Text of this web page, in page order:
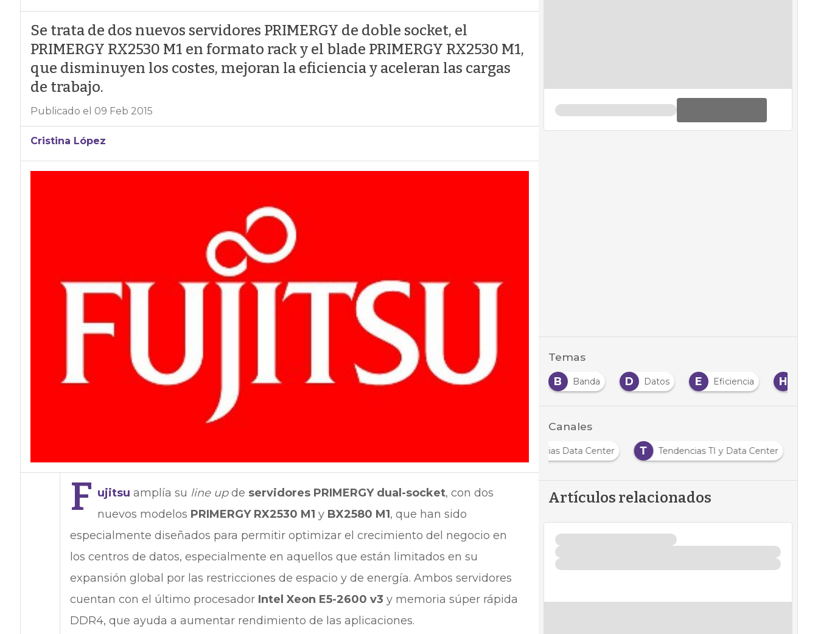
Se trata de dos nuevos servidores PRIMERGY de doble socket, el
PRIMERGY RX2530 M1 en formato rack y el blade PRIMERGY RX2530 M1,
que disminuyen los costes, mejoran la eficiencia y aceleran las cargas
de trabajo.
Publicado el 09 Feb 2015
Cristina López
F ujitsu amplía su line upde servidores PRIMERGY dual-socket, con dos
nuevos modelos PRIMERGY RX2530 M1 y BX2580 M1, que han sido
especialmente diseñados para permitir optimizar el crecimiento del negocio en
los centros de datos, especialmente en aquellos que están limitados en su
expansión global por las restricciones de espacio y de energía. Ambos servidores
cuentan con el último procesadorIntel Xeon E5-2600 v3 y memoria súper rápida
DDR4, que ayuda a aumentar rendimiento de las aplicaciones.
Temas
A
Aplicaciones B Banda D Datos E Eficiencia H
Canales
Noticias Data Center T Tendencias TI y Data Center
Artículos relacionados